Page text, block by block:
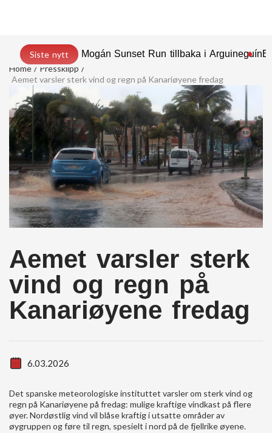
Siste nytt Mogán Sunset Run tillbaka i Arguineguín
Home
Pressklipp
Aemet varsler sterk vind og regn på Kanariøyene fredag
Aemet varsler sterk
vind og regn på
Kanariøyene fredag
6.03.2026
Det spanske meteorologiske instituttet varsler om sterk vind og
regn på Kanariøyene på fredag: mulige kraftige vindkast på flere
øyer. Nordøstlig vind vil blåse kraftig i utsatte områder av
øygruppen og føre til regn, spesielt i nord på de fjellrike øyene.